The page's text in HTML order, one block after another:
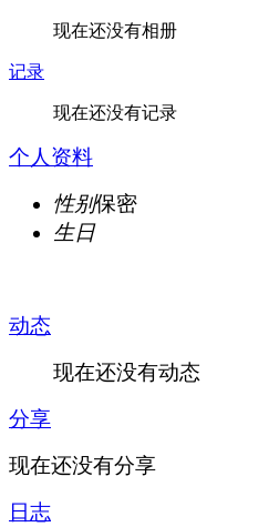
现在还没有相册
记录
现在还没有记录
个人资料
性别保密
生日
动态
现在还没有动态
分享
现在还没有分享
日志